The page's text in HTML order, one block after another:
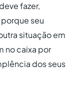
fazer,
seu
situação em
no caixa por
dos seus